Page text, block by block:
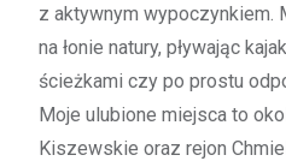
z aktywnym wypoczynkiem.
na łonie natury, pływając
ścieżkami czy po prostu
Moje ulubione miejsca to
Kiszewskie oraz rejon